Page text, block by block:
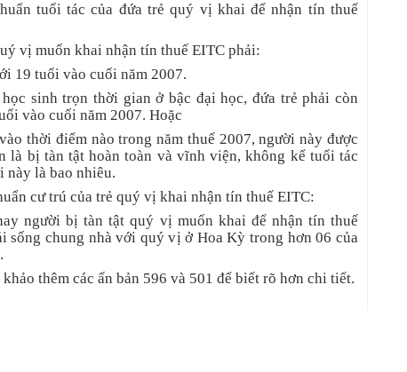
tuổi tác của đứa trẻ quý vị khai để nhận tín thuế
vị muốn khai nhận tín thuế EITC phải:
19 tuổi vào cuối năm 2007.
sinh trọn thời gian ở bậc đại học, đứa trẻ phải còn
vào cuối năm 2007. Hoặc
thời điểm nào trong năm thuế 2007, người này được
là bị tàn tật hoàn toàn và vĩnh viện, không kể tuổi tác
này là bao nhiêu.
cư trú của trẻ quý vị khai nhận tín thuế EITC:
người bị tàn tật quý vị muốn khai để nhận tín thuế
sống chung nhà với quý vị ở Hoa Kỳ trong hơn 06 của
thêm các ấn bản 596 và 501 để biết rõ hơn chi tiết.